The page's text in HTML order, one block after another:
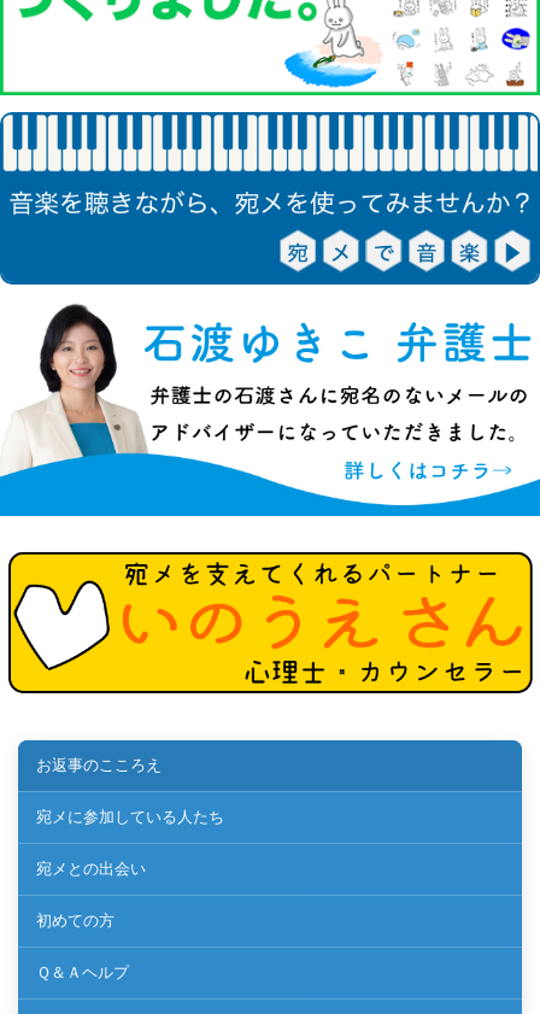
お返事のこころえ
宛メに参加している人たち
宛メとの出会い
初めての方
Ｑ＆Ａヘルプ